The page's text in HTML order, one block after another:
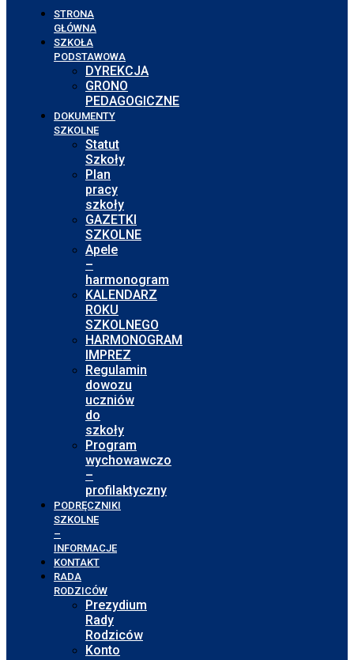
STRONA
GŁÓWNA
SZKOŁA
PODSTAWOWA
DYREKCJA
GRONO
PEDAGOGICZNE
DOKUMENTY
SZKOLNE
Statut
Szkoły
Plan
pracy
szkoły
GAZETKI
SZKOLNE
Apele
–
harmonogram
KALENDARZ
ROKU
SZKOLNEGO
HARMONOGRAM
IMPREZ
Regulamin
dowozu
uczniów
do
szkoły
Program
wychowawczo
–
profilaktyczny
PODRĘCZNIKI
SZKOLNE
–
INFORMACJE
KONTAKT
RADA
RODZICÓW
Prezydium
Rady
Rodziców
Konto